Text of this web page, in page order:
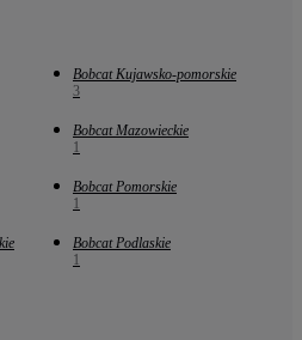
Bobcat Kujawsko-pomorskie
3
Bobcat Mazowieckie
1
Bobcat Pomorskie
1
Bobcat Podlaskie
1